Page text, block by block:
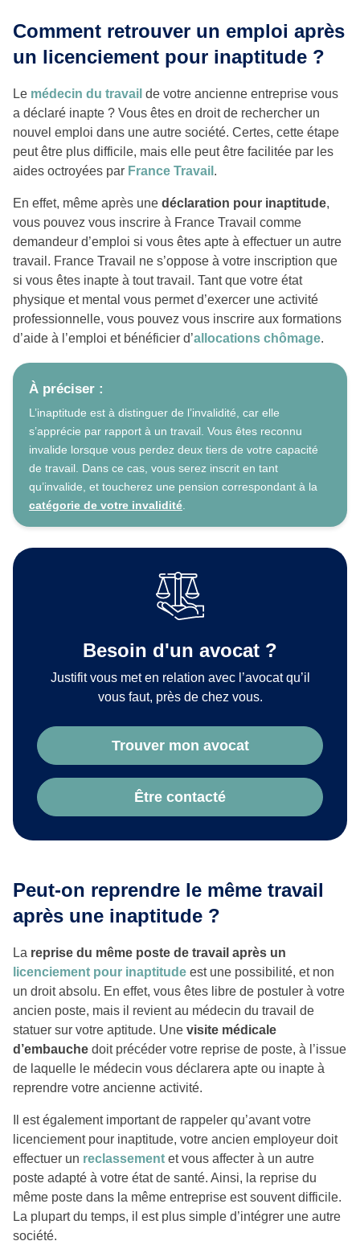
Comment retrouver un emploi après
un licenciement pour inaptitude ?
Le médecin du travail de votre ancienne entreprise vous
a déclaré inapte ? Vous êtes en droit de rechercher un
nouvel emploi dans une autre société. Certes, cette étape
peut être plus difficile, mais elle peut être facilitée par les
aides octroyées par France Travail .
En effet, même après une déclaration pour inaptitude,
vous pouvez vous inscrire à France Travail comme
demandeur d’emploi si vous êtes apte à effectuer un autre
travail. France Travail ne s’oppose à votre inscription que
si vous êtes inapte à tout travail. Tant que votre état
physique et mental vous permet d’exercer une activité
professionnelle, vous pouvez vous inscrire aux formations
d’aide à l’emploi et bénéficier d’allocations chômage.
À préciser :
L’inaptitude est à distinguer de l’invalidité, car elle
s’apprécie par rapport à un travail. Vous êtes reconnu
invalide lorsque vous perdez deux tiers de votre capacité
de travail. Dans ce cas, vous serez inscrit en tant
qu’invalide, et toucherez une pension correspondant à la
catégorie de votre invalidité
Besoin d'un avocat ?
Justifit vous met en relation avec l’avocat qu’il
vous faut, près de chez vous.
Trouver mon avocat
Être contacté
Peut-on reprendre le même travail
après une inaptitude ?
La reprise du même poste de travail après un
licenciement pour inaptitude est une possibilité, et non
un droit absolu. En effet, vous êtes libre de postuler à votre
ancien poste, mais il revient au médecin du travail de
statuer sur votre aptitude. Une visite médicale
d’embauche doit précéder votre reprise de poste, à l’issue
de laquelle le médecin vous déclarera apte ou inapte à
reprendre votre ancienne activité.
Il est également important de rappeler qu’avant votre
licenciement pour inaptitude, votre ancien employeur doit
effectuer un reclassement et vous affecter à un autre
poste adapté à votre état de santé. Ainsi, la reprise du
même poste dans la même entreprise est souvent difficile.
La plupart du temps, il est plus simple d’intégrer une autre
société.